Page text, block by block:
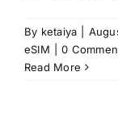
By ketaiya
eSIM
0
Read More